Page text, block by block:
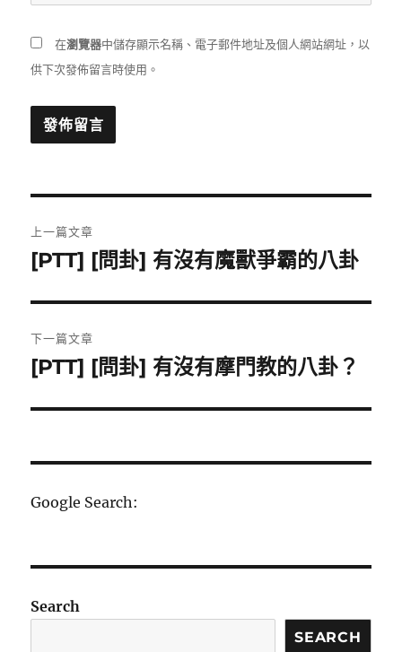
在瀏覽器中儲存顯示名稱、電子郵件地址及個人網站網址，以
供下次發佈留言時使用。
章
覽
上一篇文章
上
篇
文
章:
[PTT] [問卦] 有沒有魔獸爭霸的八卦
下一篇文章
下
篇
章:
[PTT] [問卦] 有沒有摩門教的八卦？
Google Search:
Search
SEARCH